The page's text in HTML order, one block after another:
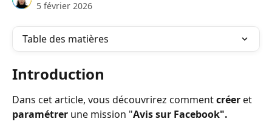
5 février 2026
Table des matières
Introduction
Dans cet article, vous découvrirez comment créer et
paramétrer une mission "Avis sur Facebook".